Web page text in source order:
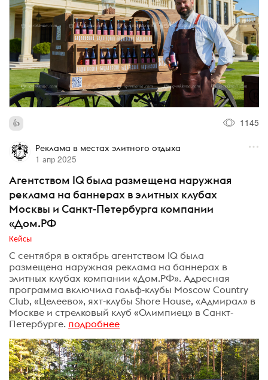
1145
Реклама в местах элитного отдыха
1 апр 2025
Агентством IQ была размещена наружная
реклама на баннерах в элитных клубах
Москвы и Санкт-Петербурга компании
«Дом.РФ
Кейсы
С сентября в октябрь агентством IQ была
размещена наружная реклама на баннерах в
элитных клубах компании «Дом.РФ». Адресная
программа включила гольф-клубы Moscow Country
Club, «Целеево», яхт-клубы Shore House, «Адмирал» в
Москве и стрелковый клуб «Олимпиец» в Санкт-
Петербурге. подробнее